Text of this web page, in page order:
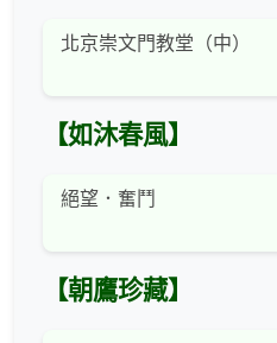
北京崇文門教堂（中）
【如沐春風】
絕望．奮鬥
【朝鷹珍藏】